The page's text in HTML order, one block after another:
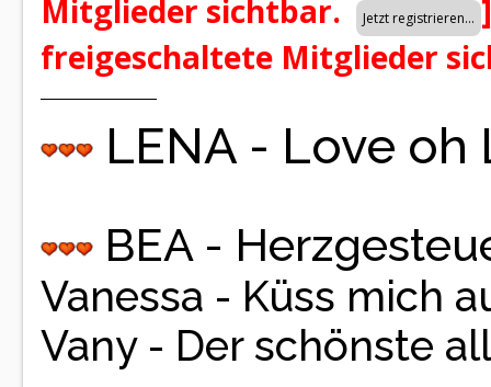
Mitglieder sichtbar.
]
freigeschaltete Mitglieder
LENA - Love
BEA -
Vanessa - Küss mich
Vany - Der schönste